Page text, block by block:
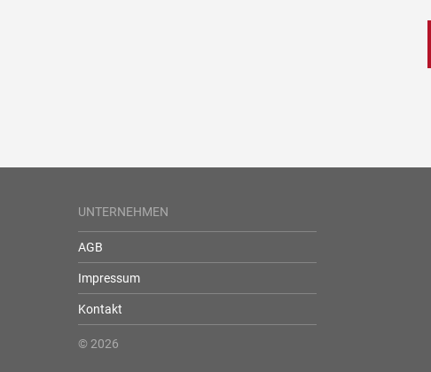
UNTERNEHMEN
AGB
Impressum
Kontakt
© 2026